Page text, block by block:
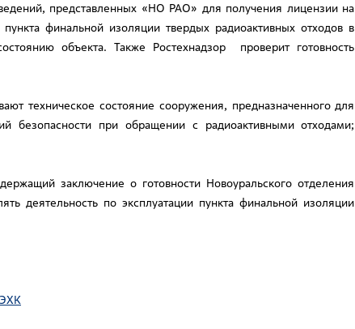
представленных «НО РАО» для получения лицензии на
финальной изоляции твердых радиоактивных отходов в
объекта. Также Ростехнадзор проверит готовность
техническое состояние сооружения, предназначенного для
безопасности при обращении с радиоактивными отходами;
заключение о готовности Новоуральского отделения
деятельность по эксплуатации пункта финальной изоляции